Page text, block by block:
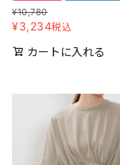
¥10,780
¥3,234税込
カートに入れる